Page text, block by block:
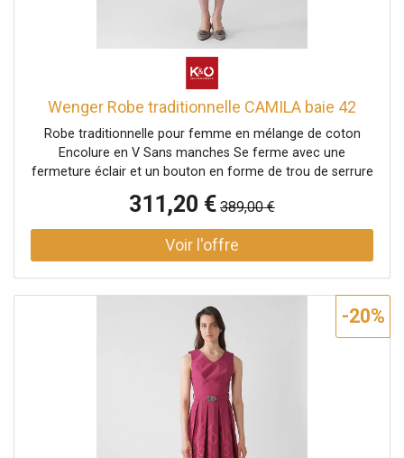
Wenger Robe traditionnelle CAMILA baie 42
Robe traditionnelle pour femme en mélange de coton
Encolure en V Sans manches Se ferme avec une
fermeture éclair et un bouton en forme de trou de serrure
taille Motif jacquard sur la jupe Coupe évasée Uni Nom de
la couleur : Beere (Baie) Longueur : env. 70 cm Matière
haut : 51 % polyester, 49 % coton Matière jupe : 50 %
coton, 50 % polyester Doublure : 100 % coton
311,20 € 389,00 €
-20%